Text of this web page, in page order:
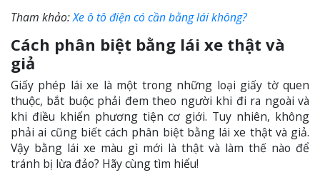
Tham khảo:Xe ô tô điện có cần bằng lái không?
Cách phân biệt bằng lái xe thật và
giả
Giấy phép lái xe là một trong những loại giấy tờ quen
thuộc, bắt buộc phải đem theo người khi đi ra ngoài và
khi điều khiển phương tiện cơ giới. Tuy nhiên, không
phải ai cũng biết cách phân biệt bằng lái xe thật và giả.
Vậy bằng lái xe màu gì mới là thật và làm thế nào để
tránh bị lừa đảo? Hãy cùng tìm hiểu!